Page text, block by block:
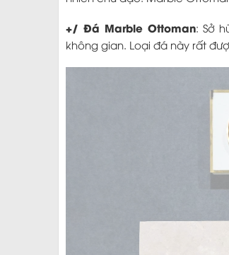
+/ Đá Marble Ottoman: Sở
không gian. Loại đá này rất